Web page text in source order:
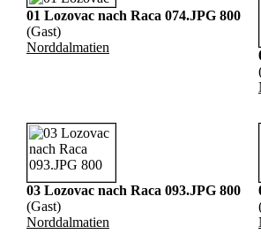
01 Lozovac nach Raca 074.JPG 800
(Gast)
Norddalmatien
03 Lozovac nach Raca 093.JPG 800
(Gast)
Norddalmatien